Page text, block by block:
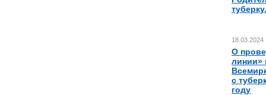
О
линии»
с
году